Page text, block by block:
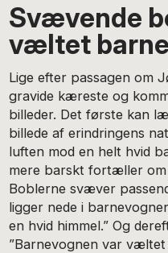
Svævende
væltet
Lige efter passagen om
gravide kæreste og
billeder. Det første kan
billede af erindringens
luften mod en helt hvid
mere barskt fortæller
Boblerne svæver
ligger nede i
en hvid himmel.” Og
”Barnevognen var væltet